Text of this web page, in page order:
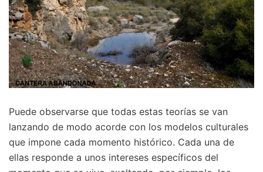
Puede observarse que todas estas teorías se van
lanzando de modo acorde con los modelos culturales
que impone cada momento histórico. Cada una de
ellas responde a unos intereses específicos del